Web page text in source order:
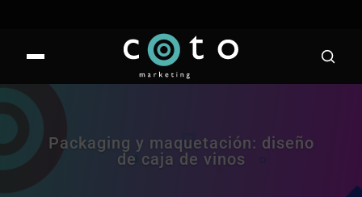
Packaging y maquetación: diseño
de caja de vinos